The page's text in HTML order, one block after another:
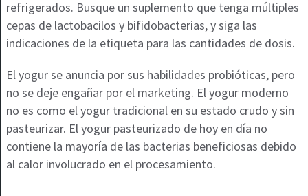
refrigerados. Busque un suplemento que tenga múltiples
cepas de lactobacilos y bifidobacterias, y siga las
indicaciones de la etiqueta para las cantidades de dosis.
El yogur se anuncia por sus habilidades probióticas, pero
no se deje engañar por el marketing. El yogur moderno
no es como el yogur tradicional en su estado crudo y sin
pasteurizar. El yogur pasteurizado de hoy en día no
contiene la mayoría de las bacterias beneficiosas debido
al calor involucrado en el procesamiento.